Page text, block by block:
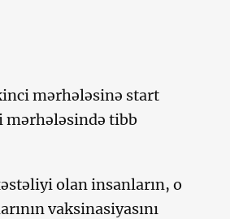
mərhələsinə start
mərhələsində tibb
olan insanların, o
vaksinasiyasını